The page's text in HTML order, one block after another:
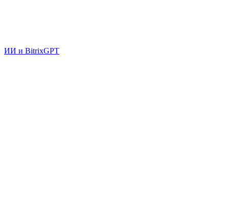
ИИ и BitrixGPT